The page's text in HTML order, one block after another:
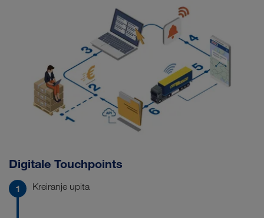
Digitale Touchpoints
Kreiranje upita